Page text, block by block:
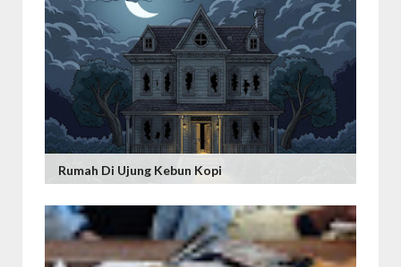
Rumah Di Ujung Kebun Kopi